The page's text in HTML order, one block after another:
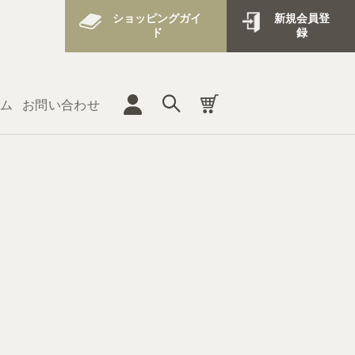
ショッピングガイ
ド
新規会員登
録
お問い合わせ